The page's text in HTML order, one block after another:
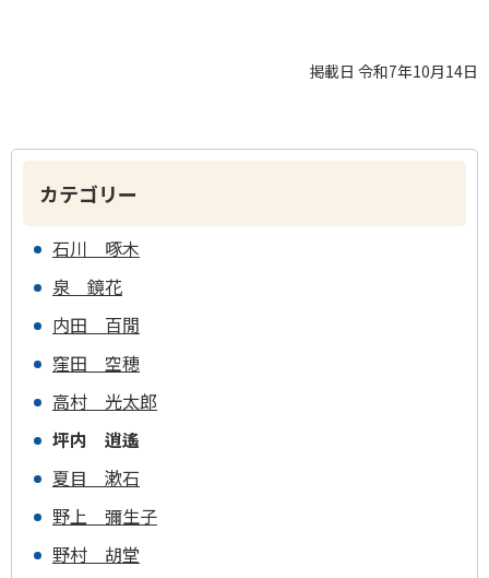
掲載日 令和7年10月14日
カテゴリー
石川 啄木
泉 鏡花
内田 百閒
窪田 空穂
高村 光太郎
坪内 逍遙
夏目 漱石
野上 彌生子
野村 胡堂